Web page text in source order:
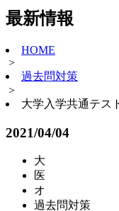
最新情報
HOME
>
過去問対策
>
大学入学共通テス
2021/04/04
大
医
オ
過去問対策